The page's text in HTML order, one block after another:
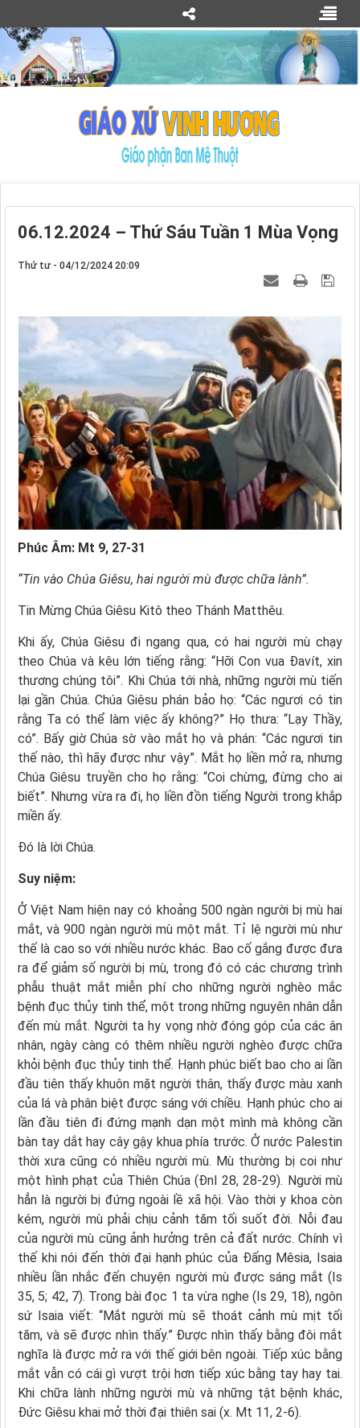
06.12.2024 – Thứ Sáu Tuần 1 Mùa Vọng
Thứ tư - 04/12/2024 20:09
Phúc Âm: Mt 9, 27-31
“Tin vào Chúa Giêsu, hai người mù được chữa lành”.
Tin Mừng Chúa Giêsu Kitô theo Thánh Matthêu.
Khi ấy, Chúa Giêsu đi ngang qua, có hai người mù chạy
theo Chúa và kêu lớn tiếng rằng: “Hỡi Con vua Ðavít, xin
thương chúng tôi”. Khi Chúa tới nhà, những người mù tiến
lại gần Chúa. Chúa Giêsu phán bảo họ: “Các ngươi có tin
rằng Ta có thể làm việc ấy không?” Họ thưa: “Lạy Thầy,
có”. Bấy giờ Chúa sờ vào mắt họ và phán: “Các ngươi tin
thế nào, thì hãy được như vậy”. Mắt họ liền mở ra, nhưng
Chúa Giêsu truyền cho họ rằng: “Coi chừng, đừng cho ai
biết”. Nhưng vừa ra đi, họ liền đồn tiếng Người trong khắp
miền ấy.
Ðó là lời Chúa.
Suy niệm:
Ở Việt Nam hiện nay có khoảng 500 ngàn người bị mù hai
mắt, và 900 ngàn người mù một mắt. Tỉ lệ người mù như
thế là cao so với nhiều nước khác. Bao cố gắng được đưa
ra để giảm số người bị mù, trong đó có các chương trình
phẫu thuật mắt miễn phí cho những người nghèo mắc
bệnh đục thủy tinh thể, một trong những nguyên nhân dẫn
đến mù mắt. Người ta hy vọng nhờ đóng góp của các ân
nhân, ngày càng có thêm nhiều người nghèo được chữa
khỏi bệnh đục thủy tinh thể. Hạnh phúc biết bao cho ai lần
đầu tiên thấy khuôn mặt người thân, thấy được màu xanh
của lá và phân biệt được sáng với chiều. Hạnh phúc cho ai
lần đầu tiên đi đứng mạnh dạn một mình mà không cần
bàn tay dắt hay cây gậy khua phía trước. Ở nước Palestin
thời xưa cũng có nhiều người mù. Mù thường bị coi như
một hình phạt của Thiên Chúa (Đnl 28, 28-29). Người mù
hẳn là người bị đứng ngoài lề xã hội. Vào thời y khoa còn
kém, người mù phải chịu cảnh tăm tối suốt đời. Nỗi đau
của người mù cũng ảnh hưởng trên cả đất nước. Chính vì
thế khi nói đến thời đại hạnh phúc của Đấng Mêsia, Isaia
nhiều lần nhắc đến chuyện người mù được sáng mắt (Is
35, 5; 42, 7). Trong bài đọc 1 ta vừa nghe (Is 29, 18), ngôn
sứ Isaia viết: “Mắt người mù sẽ thoát cảnh mù mịt tối
tăm, và sẽ được nhìn thấy.” Được nhìn thấy bằng đôi mắt
nghĩa là được mở ra với thế giới bên ngoài. Tiếp xúc bằng
mắt vẫn có cái gì vượt trội hơn tiếp xúc bằng tay hay tai.
Khi chữa lành những người mù và những tật bệnh khác,
Đức Giêsu khai mở thời đại thiên sai (x. Mt 11, 2-6).